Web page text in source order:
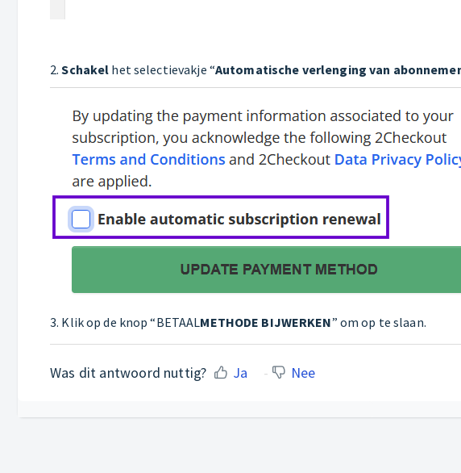
2.Schakel het selectievakje “Automatische verlenging van
3. Klik op de knop “BETAALMETHODE BIJWERKEN” om op te slaan.
Was dit antwoord nuttig? Ja Nee